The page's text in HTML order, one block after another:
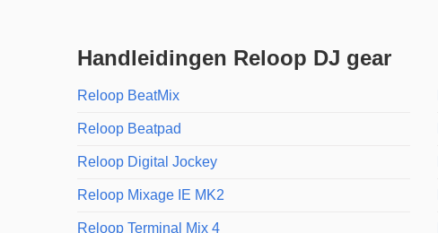
Handleidingen Reloop DJ gear
Reloop BeatMix
Reloop Beatpad
Reloop Digital Jockey
Reloop Mixage IE MK2
Reloop Terminal Mix 4